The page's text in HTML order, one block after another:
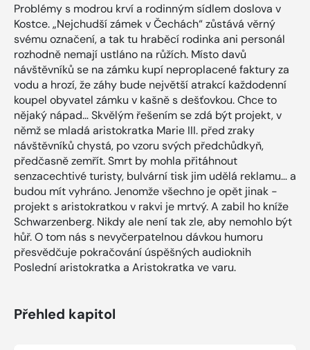
Problémy s modrou krví a rodinným sídlem doslova v
Kostce. „Nejchudší zámek v Čechách“ zůstává věrný
svému označení, a tak tu hraběcí rodinka ani personál
rozhodně nemají ustláno na růžích. Místo davů
návštěvníků se na zámku kupí neproplacené faktury za
vodu a hrozí, že záhy bude největší atrakcí každodenní
koupel obyvatel zámku v kašně s dešťovkou. Chce to
nějaký nápad… Skvělým řešením se zdá být projekt, v
němž se mladá aristokratka Marie III. před zraky
návštěvníků chystá, po vzoru svých předchůdkyň,
předčasně zemřít. Smrt by mohla přitáhnout
senzacechtivé turisty, bulvární tisk jim udělá reklamu… a
budou mít vyhráno. Jenomže všechno je opět jinak -
projekt s aristokratkou v rakvi je mrtvý. A zabil ho kníže
Schwarzenberg. Nikdy ale není tak zle, aby nemohlo být
hůř. O tom nás s nevyčerpatelnou dávkou humoru
přesvědčuje pokračování úspěšných audioknih
Poslední aristokratka a Aristokratka ve varu.
Přehled kapitol